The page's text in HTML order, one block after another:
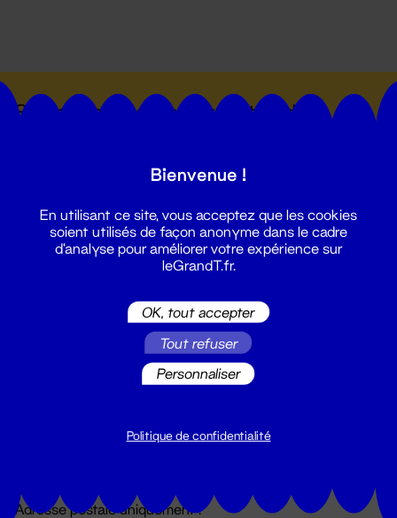
Suivez toutes les actualités du
Du lundi au vendredi 14h → 18h
Adresse postale uniquement :
Bienvenue !
En utilisant ce site, vous acceptez que les cookies
soient utilisés de façon anonyme dans le cadre
d'analyse pour améliorer votre expérience sur
leGrandT.fr.
OK, tout accepter
Tout refuser
Personnaliser
Politique de confidentialité